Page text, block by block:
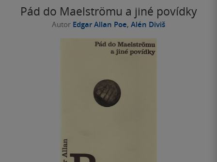
Pád do Maelströmu a jiné povídky
Autor Edgar Allan Poe, Alén Diviš